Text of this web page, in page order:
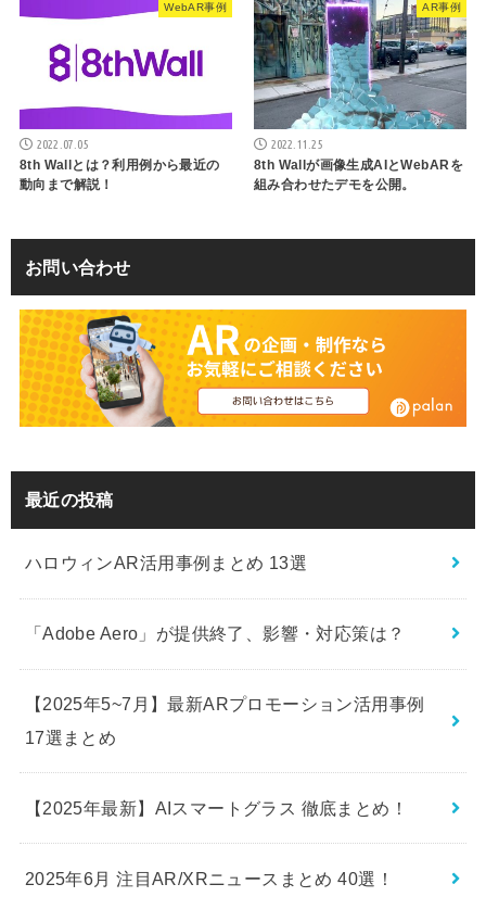
WebAR事例
2022.07.05
8th Wallとは？利用例から最近の
動向まで解説！
AR事例
2022.11.25
8th Wallが画像生成AIとWebARを
組み合わせたデモを公開。
お問い合わせ
最近の投稿
ハロウィンAR活用事例まとめ 13選
「Adobe Aero」が提供終了、影響・対応策は？
【2025年5~7月】最新ARプロモーション活用事例
17選まとめ
【2025年最新】AIスマートグラス 徹底まとめ！
2025年6月 注目AR/XRニュースまとめ 40選！